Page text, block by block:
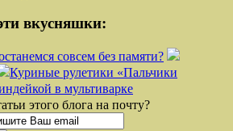
вкусняшки:
совсем без памяти?
Куриные рулетики «Пальчики
в мультиварке
этого блога на почту?